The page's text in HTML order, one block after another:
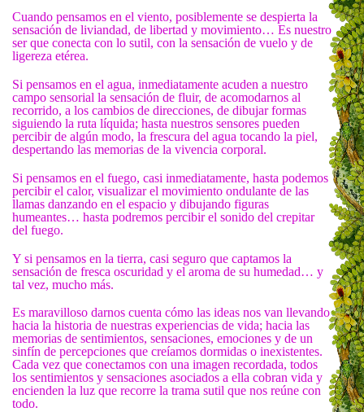
Cuando pensamos en el viento, posiblemente se despierta la
sensación de liviandad, de libertad y movimiento… Es nuestro
ser que conecta con lo sutil, con la sensación de vuelo y de
ligereza etérea.
Si pensamos en el agua, inmediatamente acuden a nuestro
campo sensorial la sensación de fluir, de acomodarnos al
recorrido, a los cambios de direcciones, de dibujar formas
siguiendo la ruta líquida; hasta nuestros sensores pueden
percibir de algún modo, la frescura del agua tocando la piel,
despertando las memorias de la vivencia corporal.
Si pensamos en el fuego, casi inmediatamente, hasta podemos
percibir el calor, visualizar el movimiento ondulante de las
llamas danzando en el espacio y dibujando figuras
humeantes… hasta podremos percibir el sonido del crepitar
del fuego.
Y si pensamos en la tierra, casi seguro que captamos la
sensación de fresca oscuridad y el aroma de su humedad… y
tal vez, mucho más.
Es maravilloso darnos cuenta cómo las ideas nos van llevando
hacia la historia de nuestras experiencias de vida; hacia las
memorias de sentimientos, sensaciones, emociones y de un
sinfín de percepciones que creíamos dormidas o inexistentes.
Cada vez que conectamos con una imagen recordada, todos
los sentimientos y sensaciones asociados a ella cobran vida y
encienden la luz que recorre la trama sutil que nos reúne con
todo.